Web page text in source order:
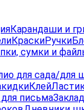
Карандаши и
КраскиРучки
сумки и
для сада/
Клей
письма